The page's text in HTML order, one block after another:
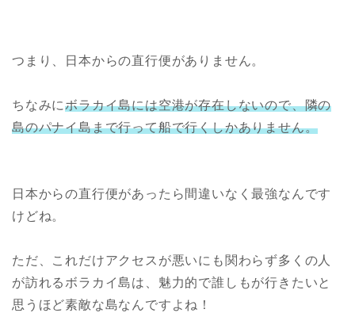
つまり、日本からの直行便がありません。
ちなみにボラカイ島には空港が存在しないので、隣の
島のパナイ島まで行って船で行くしかありません。
日本からの直行便があったら間違いなく最強なんです
けどね。
ただ、これだけアクセスが悪いにも関わらず多くの人
が訪れるボラカイ島は、魅力的で誰しもが行きたいと
思うほど素敵な島なんですよね！